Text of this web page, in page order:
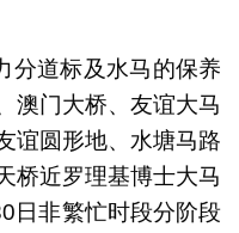
分道标及水马的保养
澳门大桥、友谊大马
谊圆形地、水塘马路
桥近罗理基博士大马
日非繁忙时段分阶段